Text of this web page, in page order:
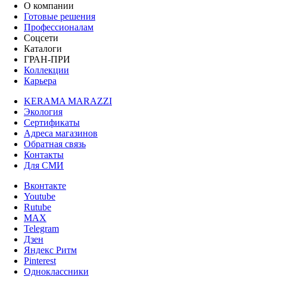
О компании
Готовые решения
Профессионалам
Соцсети
Каталоги
ГРАН-ПРИ
Коллекции
Карьера
KERAMA MARAZZI
Экология
Сертификаты
Адреса магазинов
Обратная связь
Контакты
Для СМИ
Вконтакте
Youtube
Rutube
MAX
Telegram
Дзен
Яндекс Ритм
Pinterest
Одноклассники